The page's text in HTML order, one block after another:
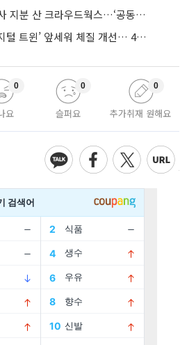
자기자본 70% 철강사 지분 산 크라우드웍스…‘공동경영’으로 AI 시너지 낼까
E8, ‘온톨로지 AI·디지털 트윈’ 앞세워 체질 개선… 4분기 흑자전환 총력
요
0
슬퍼요
0
추가취재 원해요
0